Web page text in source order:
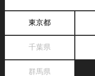
東京都
千葉県
群馬県